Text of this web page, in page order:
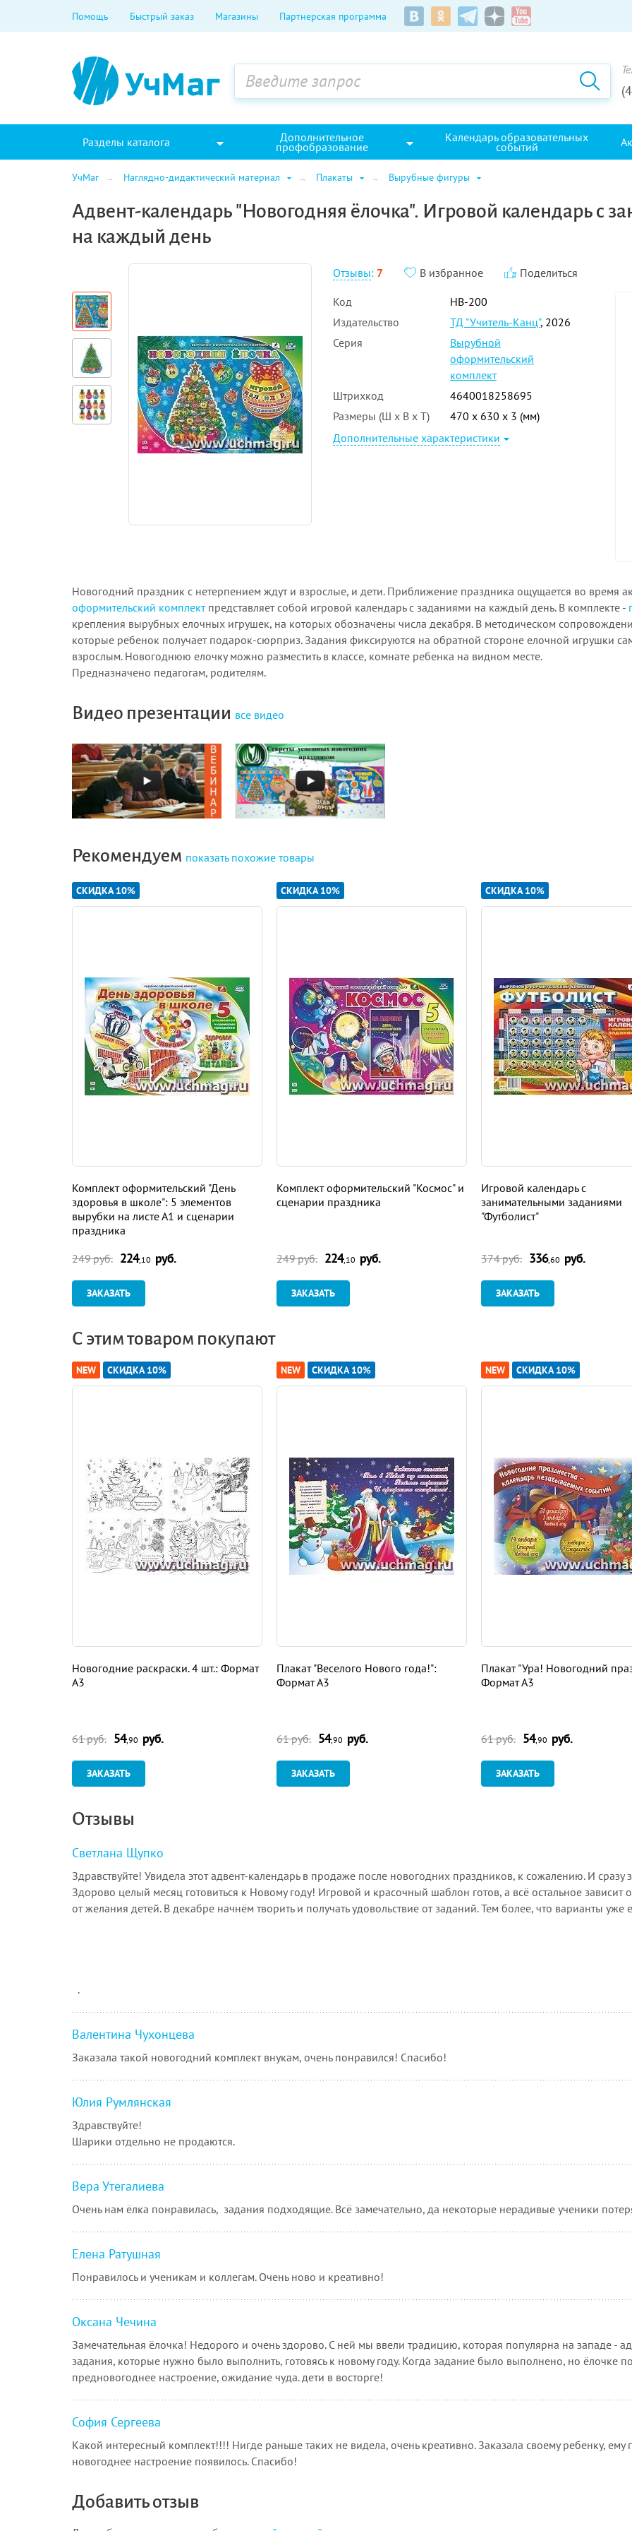
Помощь Быстрый заказ Магазины Партнерская программа
Разделы каталога Дополнительное
профобразование
Календарь образовательных
событий
УчМаг Наглядно-дидактический материал Плакаты Вырубные фигуры
Адвент-календарь "Новогодняя ёлочка". Игровой календарь с
на каждый день
Отзывы: 7 В избранное Поделиться
Код
НВ-200
Издательство
ТД "Учитель-Канц", 2026
Серия
Вырубной
оформительский
комплект
Штрихкод
4640018258695
Размеры (Ш x В x Т)
470 x 630 x 3 (мм)
Дополнительные характеристики
Новогодний праздник с нетерпением ждут и взрослые, и дети. Приближение праздника ощущается во время
оформительский комплектпредставляет собой игровой календарь с заданиями на каждый день. В комплекте -
крепления вырубных елочных игрушек, на которых обозначены числа декабря. В методическом
которые ребенок получает подарок-сюрприз. Задания фиксируются на обратной стороне елочной игрушки
взрослым. Новогоднюю елочку можно разместить в классе, комнате ребенка на видном месте.
Предназначено педагогам, родителям.
Видео презентации все видео
Рекомендуем показатьпохожие товары
СКИДКА 10%
Комплект оформительский "День
здоровья в школе": 5 элементов
вырубки на листе А1 и сценарии
праздника
249 руб. 224,10 руб.
ЗАКАЗАТЬ
СКИДКА 10%
Комплект оформительский "Космос" и
сценарии праздника
249 руб. 224,10 руб.
ЗАКАЗАТЬ
СКИДКА 10%
Игровой календарь с
занимательными заданиями
"Футболист"
374 руб. 336,60 руб.
ЗАКАЗАТЬ
С этим товаром покупают
NEW СКИДКА 10%
Новогодние раскраски. 4 шт.: Формат
А3
61 руб. 54,90 руб.
ЗАКАЗАТЬ
NEW СКИДКА 10%
Плакат "Веселого Нового года!":
Формат А3
61 руб. 54,90 руб.
ЗАКАЗАТЬ
NEW СКИДКА 10%
Плакат "Ура! Новогодний
Формат А3
61 руб. 54,90 руб.
ЗАКАЗАТЬ
Отзывы
Светлана Щупко
Здравствуйте! Увидела этот адвент-календарь в продаже после новогодних праздников, к сожалению. И
Здорово целый месяц готовиться к Новому году! Игровой и красочный шаблон готов, а всё остальное зависит
от желания детей. В декабре начнём творить и получать удовольствие от заданий. Тем более, что варианты
.
Валентина Чухонцева
Заказала такой новогодний комплект внукам, очень понравился! Спасибо!
Юлия Румлянская
Здравствуйте!
Шарики отдельно не продаются.
Вера Утегалиева
Очень нам ёлка понравилась, задания подходящие. Всё замечательно, да некоторые нерадивые ученики
Елена Ратушная
Понравилось и ученикам и коллегам. Очень ново и креативно!
Оксана Чечина
Замечательная ёлочка! Недорого и очень здорово. С ней мы ввели традицию, которая популярна на западе -
задания, которые нужно было выполнить, готовясь к новому году. Когда задание было выполнено, но ёлочке
предновогоднее настроение, ожидание чуда. дети в восторге!
София Сергеева
Какой интересный комплект!!!! Нигде раньше таких не видела, очень креативно. Заказала своему ребенку, ему
новогоднее настроение появилось. Спасибо!
Добавить отзыв